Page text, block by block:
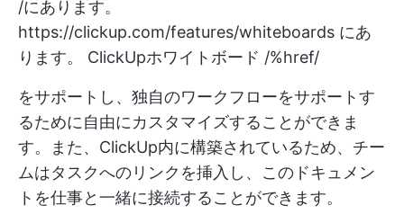
/にあります。
https://clickup.com/features/whiteboards にあ
ります。 ClickUpホワイトボード /%href/
をサポートし、独自のワークフローをサポートす
るために自由にカスタマイズすることができま
す。また、ClickUp内に構築されているため、チー
ムはタスクへのリンクを挿入し、このドキュメン
トを仕事と一緒に接続することができます。